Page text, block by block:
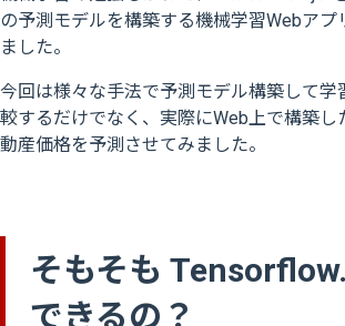
の予測モデルを構築する機械学習Webアプ
ました。
今回は様々な手法で予測モデル構築して学
較するだけでなく、実際にWeb上で構築し
動産価格を予測させてみました。
そもそも
できるの？